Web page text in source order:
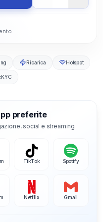
Ricarica Hotspot
preferite
social e streaming
TikTok Spotify
Netflix Gmail